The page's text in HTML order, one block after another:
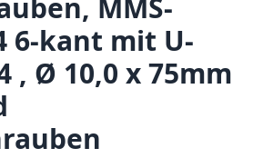
MMS-
6-kant mit U-
, Ø 10,0 x 75mm